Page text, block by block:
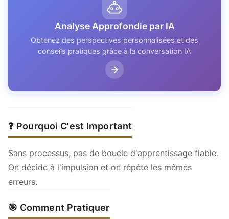
Analyse Approfondie par IA
Obtenez des perspectives personnalisées et des
conseils pratiques grâce à la conversation IA
❓ Pourquoi C'est Important
Sans processus, pas de boucle d'apprentissage fiable.
On décide à l'impulsion et on répète les mêmes
erreurs.
🎯 Comment Pratiquer